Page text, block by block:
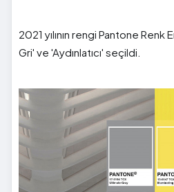
2021 yılının rengi Pantone Renk
Gri' ve 'Aydınlatıcı' seçildi.